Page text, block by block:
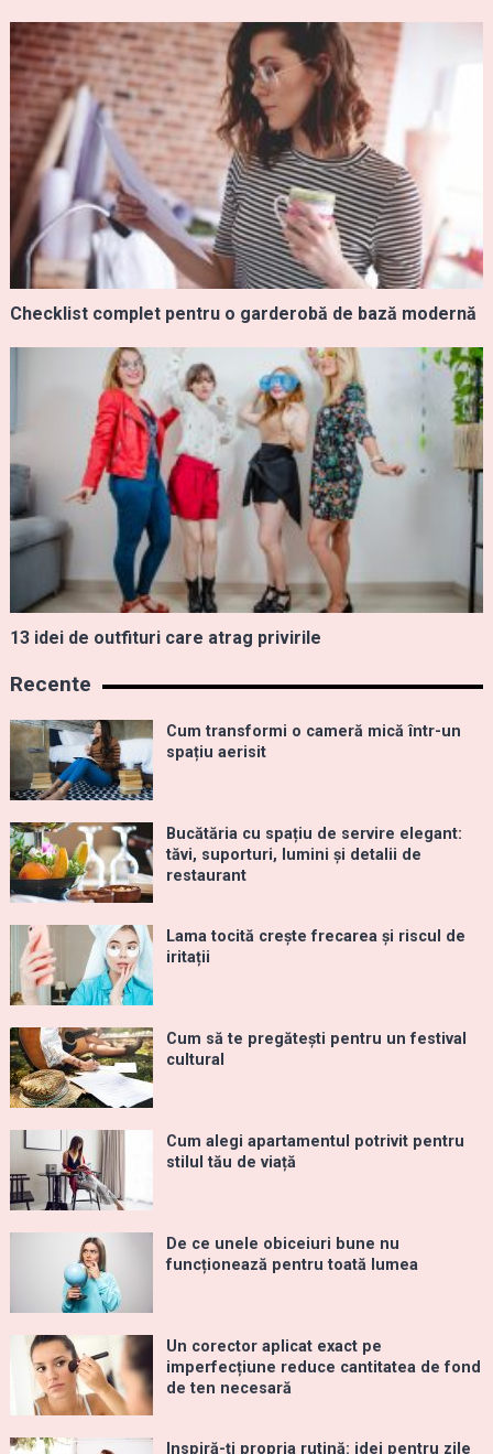
Checklist complet pentru o garderobă de bază modernă
13 idei de outfituri care atrag privirile
Recente
Cum transformi o cameră mică într-un
spațiu aerisit
Bucătăria cu spațiu de servire elegant:
tăvi, suporturi, lumini și detalii de
restaurant
Lama tocită crește frecarea și riscul de
iritații
Cum să te pregătești pentru un festival
cultural
Cum alegi apartamentul potrivit pentru
stilul tău de viață
De ce unele obiceiuri bune nu
funcționează pentru toată lumea
Un corector aplicat exact pe
imperfecțiune reduce cantitatea de fond
de ten necesară
Inspiră-ți propria rutină: idei pentru zile